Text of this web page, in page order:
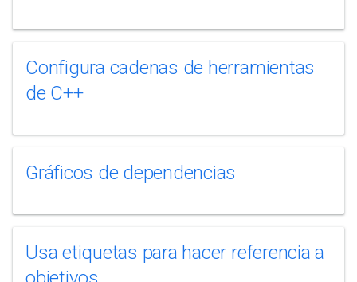
Configura cadenas de herramientas
de C++
Gráficos de dependencias
Usa etiquetas para hacer referencia a